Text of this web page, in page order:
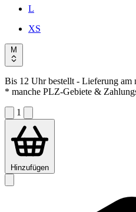
L
XS
M
Bis 12 Uhr bestellt- Lieferung am
* manche PLZ-Gebiete &
1
Hinzufügen